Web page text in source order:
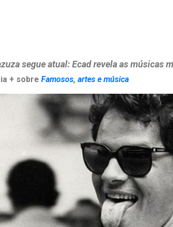
segue atual: Ecad revela as músicas
+ sobre Famosos, artes e música